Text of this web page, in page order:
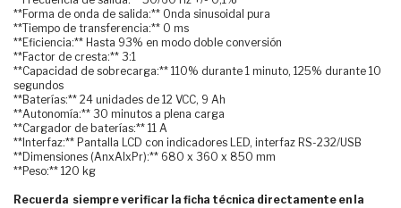
**Forma de onda de salida:** Onda sinusoidal pura
**Tiempo de transferencia:** 0 ms
**Eficiencia:** Hasta 93% en modo doble conversión
**Factor de cresta:** 3:1
**Capacidad de sobrecarga:** 110% durante 1 minuto, 125% durante 10
segundos
**Baterías:** 24 unidades de 12 VCC, 9 Ah
**Autonomía:** 30 minutos a plena carga
**Cargador de baterías:** 11 A
**Interfaz:** Pantalla LCD con indicadores LED, interfaz RS-232/USB
**Dimensiones (AnxAlxPr):** 680 x 360 x 850 mm
**Peso:** 120 kg
Recuerda siempre verificar la ficha técnica directamente en la